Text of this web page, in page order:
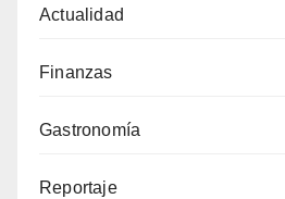
Actualidad
Finanzas
Gastronomía
Reportaje